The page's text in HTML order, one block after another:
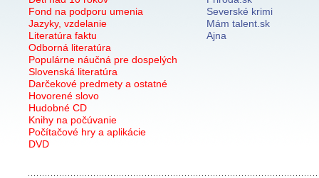
Fond na podporu umenia
Jazyky, vzdelanie
Literatúra faktu
Odborná literatúra
Populárne náučná pre dospelých
Slovenská literatúra
Darčekové predmety a ostatné
Hovorené slovo
Hudobné CD
Knihy na počúvanie
Počítačové hry a aplikácie
DVD
Severské krimi
Mám talent.sk
Ajna